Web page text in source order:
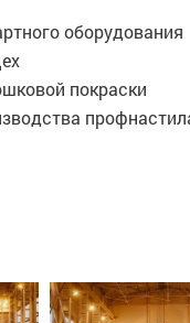
оборудования
покраски